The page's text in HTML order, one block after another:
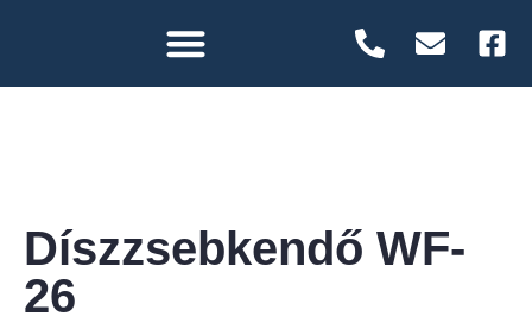
Díszzsebkendő WF-
26